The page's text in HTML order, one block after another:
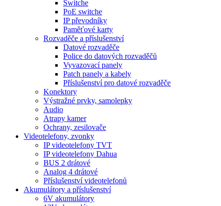
Switche
PoE switche
IP převodníky
Paměťové karty
Rozvaděče a příslušenství
Datové rozvaděče
Police do datových rozvaděčů
Vyvazovací panely
Patch panely a kabely
Příslušenství pro datové rozvaděče
Konektory
Výstražné prvky, samolepky
Audio
Atrapy kamer
Ochrany, zesilovače
Videotelefony, zvonky
IP videotelefony TVT
IP videotelefony Dahua
BUS 2 drátové
Analog 4 drátové
Příslušenství videotelefonů
Akumulátory a příslušenství
6V akumulátory